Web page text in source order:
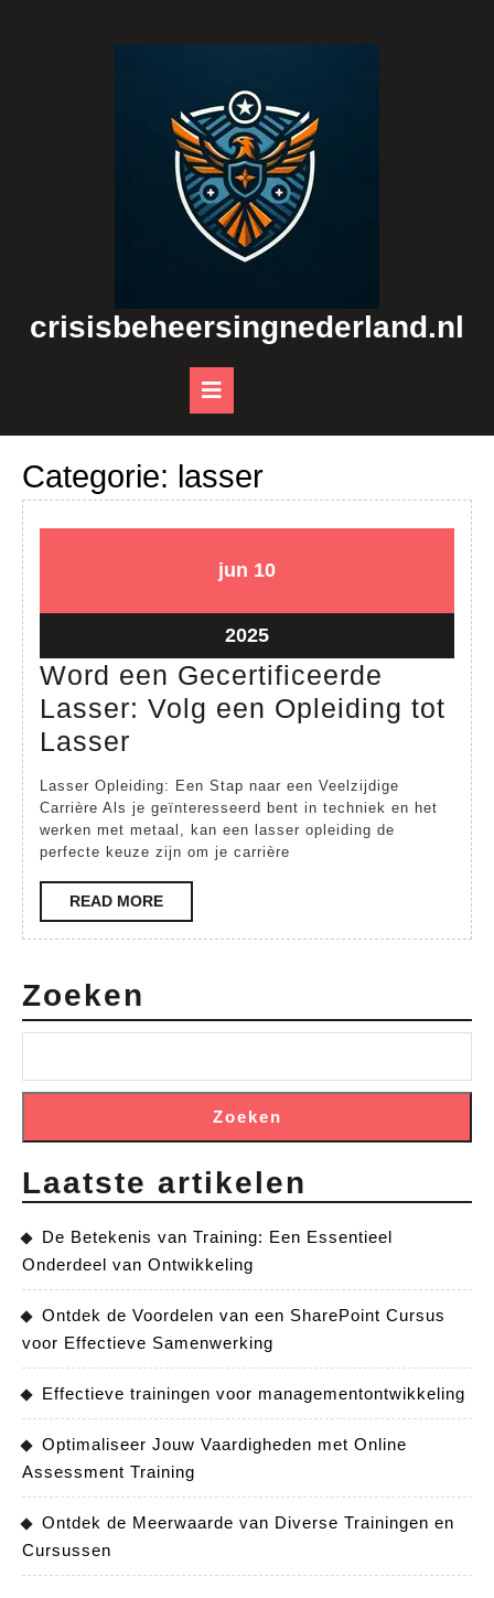
crisisbeheersingnederland.nl
Button
Categorie: lasser
jun 10
2025
1010
202510
juni
2025
Word een Gecertificeerde
Lasser: Volg een Opleiding tot
Lasser
een
Gecertificeerde
Lasser:
een
Opleiding
Lasser
Lasser Opleiding: Een Stap naar een Veelzijdige
Carrière Als je geïnteresseerd bent in techniek en het
werken met metaal, kan een lasser opleiding de
perfecte keuze zijn om je carrière
READ MOREREAD
MORE
Zoeken
Zoeken
Laatste artikelen
De Betekenis van Training: Een Essentieel
Onderdeel van Ontwikkeling
Ontdek de Voordelen van een SharePoint Cursus
voor Effectieve Samenwerking
Effectieve trainingen voor managementontwikkeling
Optimaliseer Jouw Vaardigheden met Online
Assessment Training
Ontdek de Meerwaarde van Diverse Trainingen en
Cursussen